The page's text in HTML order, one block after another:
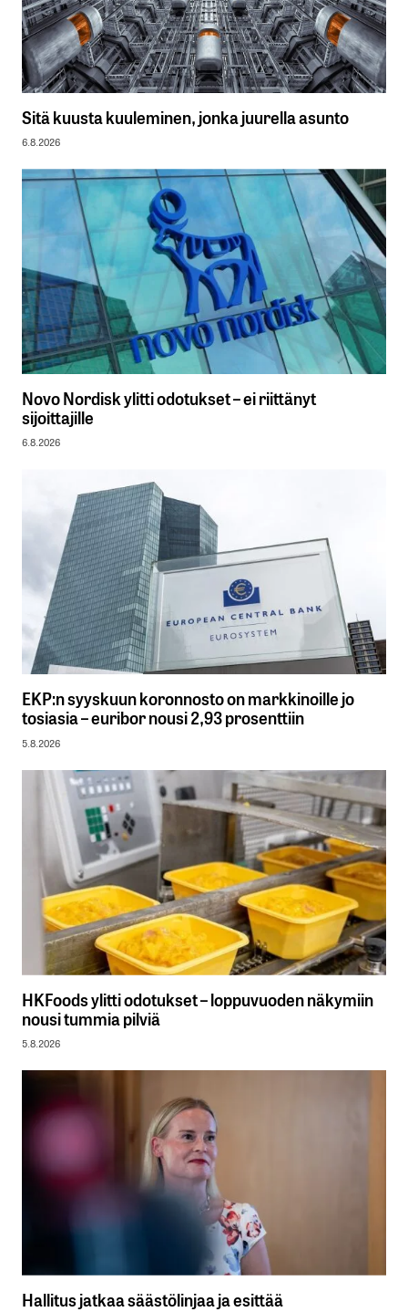
Sitä kuusta kuuleminen, jonka juurella asunto
6.8.2026
Novo Nordisk ylitti odotukset – ei riittänyt
sijoittajille
6.8.2026
EKP:n syyskuun koronnosto on markkinoille jo
tosiasia – euribor nousi 2,93 prosenttiin
5.8.2026
HKFoods ylitti odotukset – loppuvuoden näkymiin
nousi tummia pilviä
5.8.2026
Hallitus jatkaa säästölinjaa ja esittää